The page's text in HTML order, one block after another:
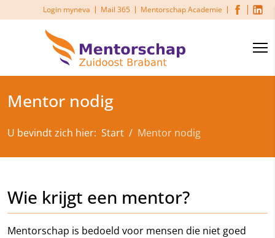
Login myneva Mail 365 Mentorschap Academie
Mentor nodig
U bevindt zich hier: Start Mentor nodig
Wie krijgt een mentor?
Mentorschap is bedoeld voor mensen die niet goed